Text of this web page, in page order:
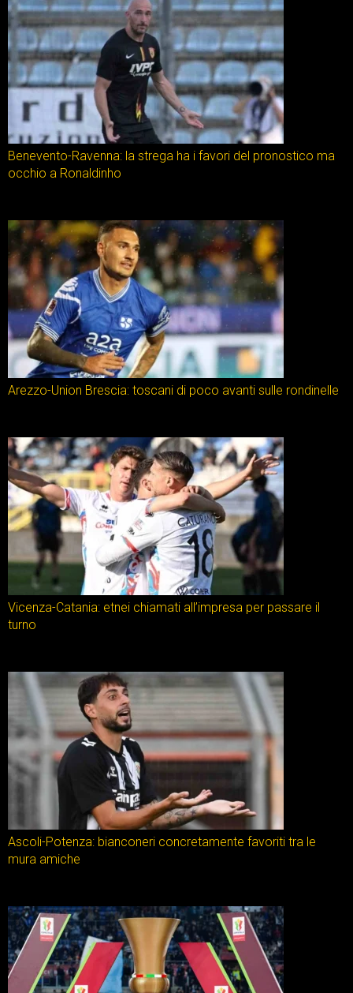
Benevento-Ravenna: la strega ha i favori del pronostico ma
occhio a Ronaldinho
Arezzo-Union Brescia: toscani di poco avanti sulle rondinelle
Vicenza-Catania: etnei chiamati all’impresa per passare il
turno
Ascoli-Potenza: bianconeri concretamente favoriti tra le
mura amiche